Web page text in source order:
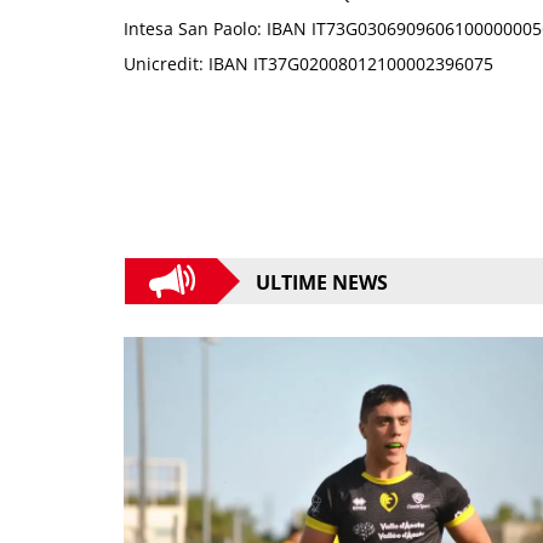
Intesa San Paolo: IBAN
Unicredit: IBAN IT37G02008012100002396075
ULTIME NEWS